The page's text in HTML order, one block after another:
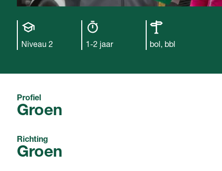
Opleiding
niveau
Niveau 2
1-2 jaar
bol, bbl
Profiel
Groen
Richting
Groen